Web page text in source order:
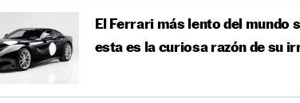
El Ferrari más lento del mundo
esta es la curiosa razón de su